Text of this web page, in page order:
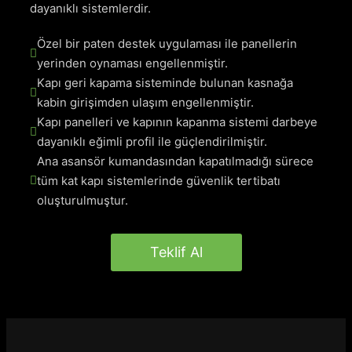
dayanıklı sistemlerdir.
Özel bir paten destek uygulaması ile panellerin
yerinden oynaması engellenmiştir.
Kapı geri kapama sisteminde bulunan kasnağa
kabin girişimden ulaşım engellenmiştir.
Kapı panelleri ve kapının kapanma sistemi darbeye
dayanıklı eğimli profil ile güçlendirilmiştir.
Ana asansör kumandasından kapatılmadığı sürece
tüm kat kapı sistemlerinde güvenlik tertibatı
oluşturulmuştur.
Teklif Al